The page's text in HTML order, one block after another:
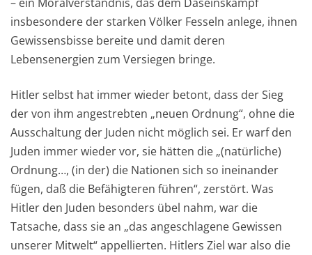
insbesondere der starken Völker Fesseln anlege, ihnen
Gewissensbisse bereite und damit deren
Lebensenergien zum Versiegen bringe.
Hitler selbst hat immer wieder betont, dass der Sieg
der von ihm angestrebten „neuen Ordnung“, ohne die
Ausschaltung der Juden nicht möglich sei. Er warf den
Juden immer wieder vor, sie hätten die „(natürliche)
Ordnung…, (in der) die Nationen sich so ineinander
fügen, daß die Befähigteren führen“, zerstört. Was
Hitler den Juden besonders übel nahm, war die
Tatsache, dass sie an „das angeschlagene Gewissen
unserer Mitwelt“ appellierten. Hitlers Ziel war also die